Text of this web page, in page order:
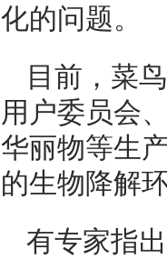
化的问题。
目前，菜
用户委员会
华丽物等生
的生物降解
有专家指